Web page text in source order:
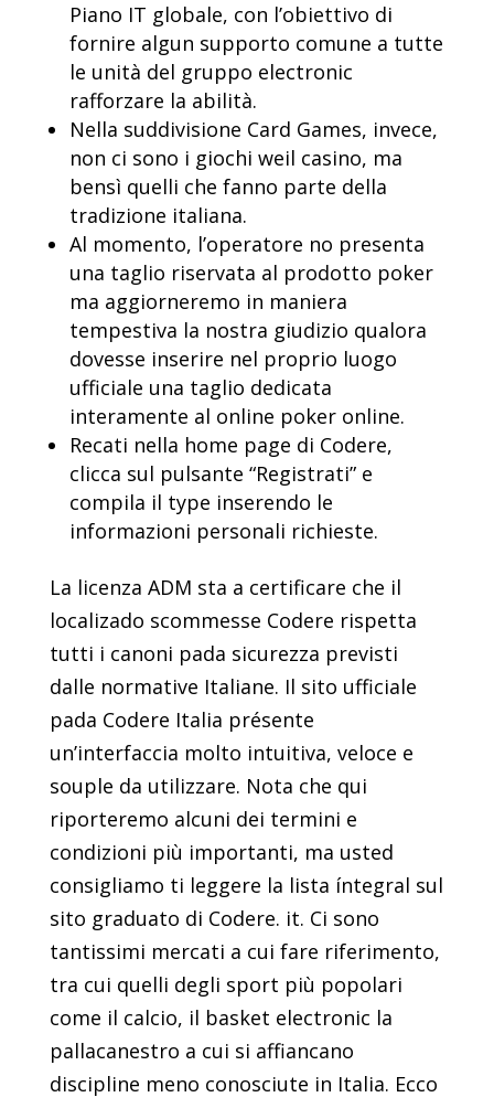
Piano IT globale, con l’obiettivo di
fornire algun supporto comune a tutte
le unità del gruppo electronic
rafforzare la abilità.
Nella suddivisione Card Games, invece,
non ci sono i giochi weil casino, ma
bensì quelli che fanno parte della
tradizione italiana.
Al momento, l’operatore no presenta
una taglio riservata al prodotto poker
ma aggiorneremo in maniera
tempestiva la nostra giudizio qualora
dovesse inserire nel proprio luogo
ufficiale una taglio dedicata
interamente al online poker online.
Recati nella home page di Codere,
clicca sul pulsante “Registrati” e
compila il type inserendo le
informazioni personali richieste.
La licenza ADM sta a certificare che il
localizado scommesse Codere rispetta
tutti i canoni pada sicurezza previsti
dalle normative Italiane. Il sito ufficiale
pada Codere Italia présente
un’interfaccia molto intuitiva, veloce e
souple da utilizzare. Nota che qui
riporteremo alcuni dei termini e
condizioni più importanti, ma usted
consigliamo ti leggere la lista íntegral sul
sito graduato di Codere. it. Ci sono
tantissimi mercati a cui fare riferimento,
tra cui quelli degli sport più popolari
come il calcio, il basket electronic la
pallacanestro a cui si affiancano
discipline meno conosciute in Italia. Ecco